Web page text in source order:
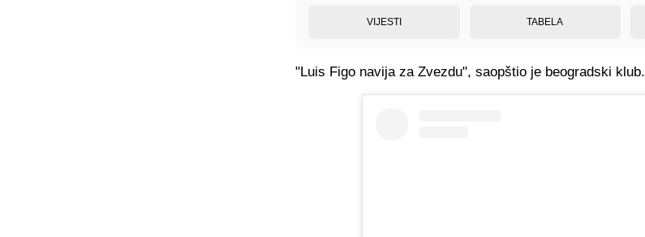
VIJESTI TABELA
"Luis Figo navija za Zvezdu", saopštio je beogradski klub.